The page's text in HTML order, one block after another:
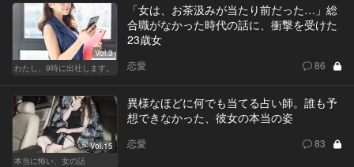
Vol.3
わたし、9時に出社します。
「女は、お茶汲みが当たり前だった…」総
合職がなかった時代の話に、衝撃を受けた
23歳女
恋愛 86
Vol.15
本当に怖い、女の話
異様なほどに何でも当てる占い師。誰も予
想できなかった、彼女の本当の姿
恋愛 83